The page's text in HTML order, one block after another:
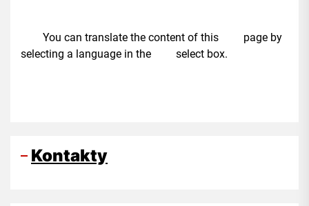
You can translate the content of this page by
selecting a language in the select box.
Kontakty